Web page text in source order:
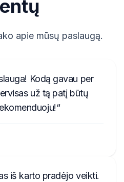
apie mūsų paslaugą.
Kodą gavau per
už tą patį būtų
iš karto pradėjo veikti.